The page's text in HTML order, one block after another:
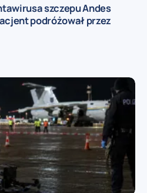
szczepu Andes
podróżował przez